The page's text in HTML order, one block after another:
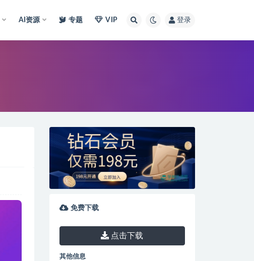
AI资源 专题 VIP 登录
免费下载
点击下载
其他信息